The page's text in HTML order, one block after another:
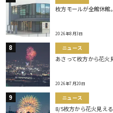
枚方モールが全館休館
2026年8月3日
ニュース
あさって枚方から花火
2026年7月20日
ニュース
8/5枚方から花火見え